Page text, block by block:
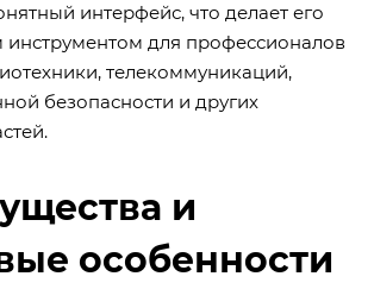
интерфейс, что делает его
для профессионалов
телекоммуникаций,
безопасности и других
и
особенности